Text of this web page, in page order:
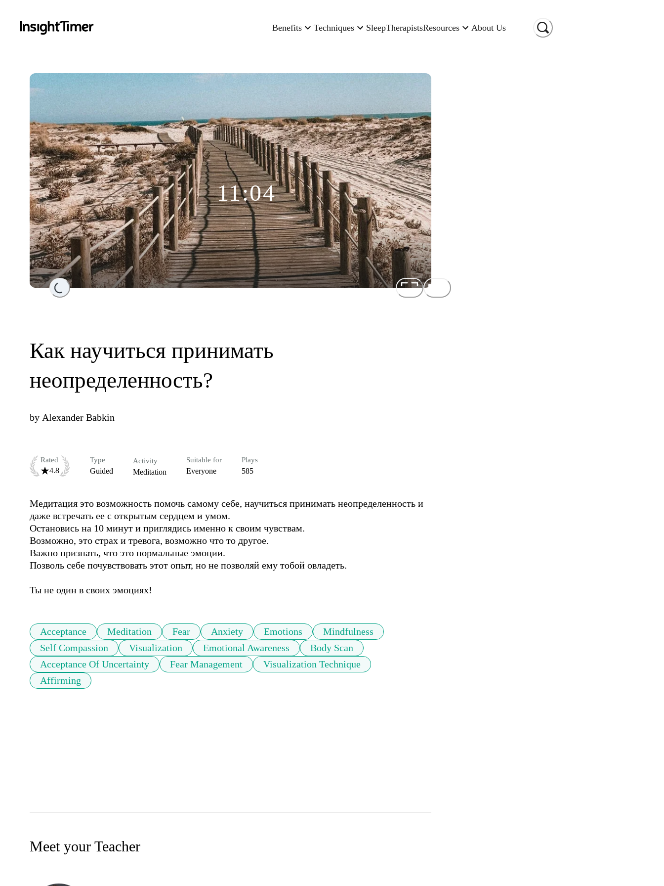
Benefits Techniques SleepTherapistsResources About Us
Loading...
11:04
Как научиться принимать
неопределенность?
by Alexander Babkin
Rated
4.8
Type
Guided
Activity
Meditation
Suitable for
Everyone
Plays
585
Медитация это возможность помочь самому себе, научиться принимать неопределенность и
даже встречать ее с открытым сердцем и умом.
Остановись на 10 минут и приглядись именно к своим чувствам.
Возможно, это страх и тревога, возможно что то другое.
Важно признать, что это нормальные эмоции.
Позволь себе почувствовать этот опыт, но не позволяй ему тобой овладеть.
Ты не один в своих эмоциях!
Acceptance Meditation Fear Anxiety Emotions
Mindfulness
Self Compassion
Visualization Emotional Awareness
Body Scan
Acceptance Of Uncertainty
Fear Management
Visualization Technique
Affirming
Meet your Teacher